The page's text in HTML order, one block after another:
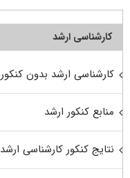
کارشناسی ارشد
کارشناسی ارشد بدون کنکور
منابع کنکور ارشد
نتایج کنکور کارشناسی ارشد ۱۴۰۴